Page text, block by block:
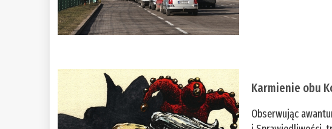
Karmienie obu
Obserwując